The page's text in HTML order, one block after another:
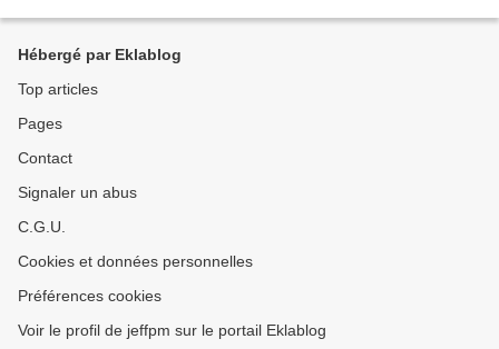
Hébergé par Eklablog
Top articles
Pages
Contact
Signaler un abus
C.G.U.
Cookies et données personnelles
Préférences cookies
Voir le profil de jeffpm sur le portail Eklablog